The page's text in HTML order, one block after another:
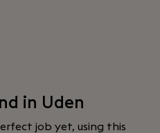
in Uden
job yet, using this